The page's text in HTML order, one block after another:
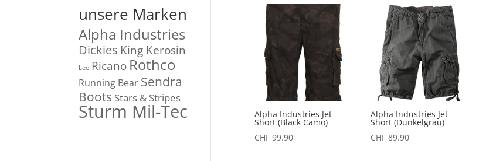
sortiert
Alpha Industries Jet
Short (Black Camo)
CHF99.90
Alpha Industries Jet
Short (Dunkelgrau)
CHF89.90
unsere Marken
Alpha Industries
Dickies King Kerosin
Lee Ricano Rothco
Running Bear Sendra
Boots Stars & Stripes
Sturm Mil-Tec